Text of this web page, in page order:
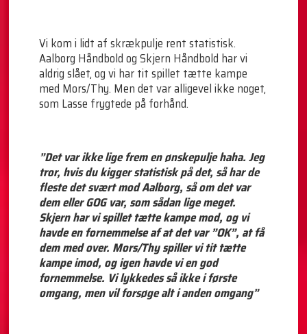
Vi kom i lidt af skrækpulje rent statistisk.
Aalborg Håndbold og Skjern Håndbold har vi
aldrig slået, og vi har tit spillet tætte kampe
med Mors/Thy. Men det var alligevel ikke noget,
som Lasse frygtede på forhånd.
”Det var ikke lige frem en ønskepulje haha. Jeg
tror, hvis du kigger statistisk på det, så har de
fleste det svært mod Aalborg, så om det var
dem eller GOG var, som sådan lige meget.
Skjern har vi spillet tætte kampe mod, og vi
havde en fornemmelse af at det var ”OK”, at få
dem med over. Mors/Thy spiller vi tit tætte
kampe imod, og igen havde vi en god
fornemmelse. Vi lykkedes så ikke i første
omgang, men vil forsøge alt i anden omgang”